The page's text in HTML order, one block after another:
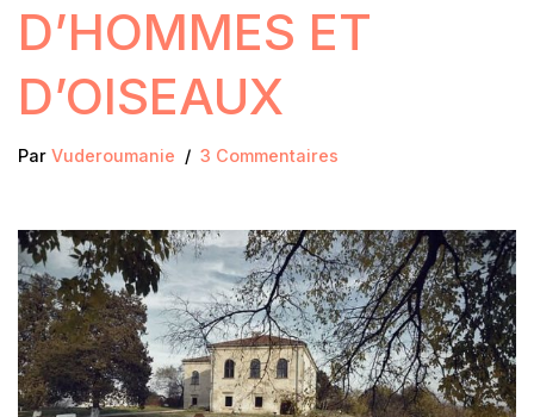
D’HOMMES ET
D’OISEAUX
Par Vuderoumanie 3 Commentaires